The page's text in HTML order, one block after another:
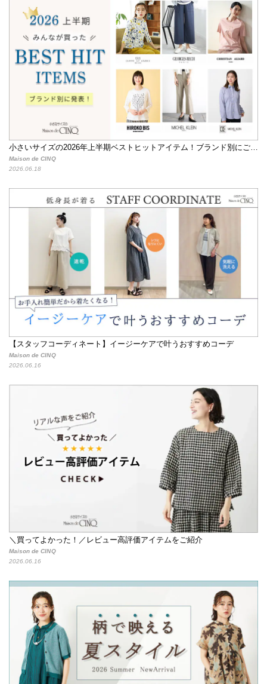
Maison de CINQ
2026.06.18
【スタッフコーディネート】イージーケアで叶うおすすめコーデ
Maison de CINQ
2026.06.16
＼買ってよかった！／レビュー高評価アイテムをご紹介
Maison de CINQ
2026.06.16